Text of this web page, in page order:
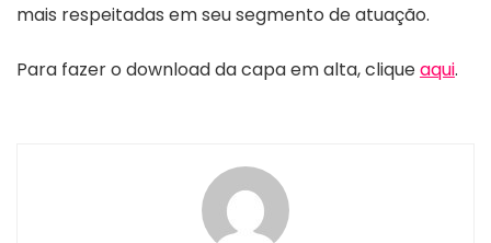
mais respeitadas em seu segmento de atuação.
Para fazer o download da capa em alta, cliqueaqui.